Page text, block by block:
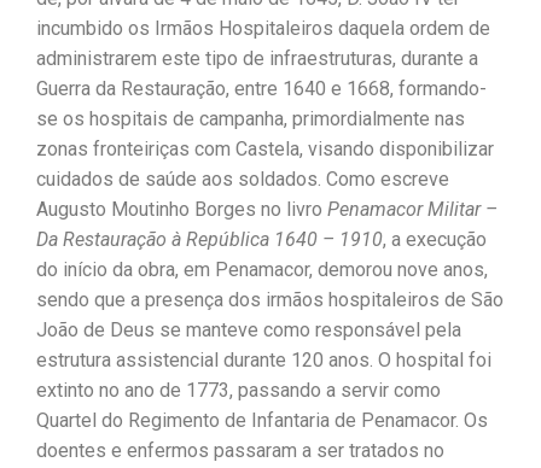
incumbido os Irmãos Hospitaleiros daquela ordem de
administrarem este tipo de infraestruturas, durante a
Guerra da Restauração, entre 1640 e 1668, formando-
se os hospitais de campanha, primordialmente nas
zonas fronteiriças com Castela, visando disponibilizar
cuidados de saúde aos soldados. Como escreve
Augusto Moutinho Borges no livro Penamacor Militar –
Da Restauração à República 1640 – 1910, a execução
do início da obra, em Penamacor, demorou nove anos,
sendo que a presença dos irmãos hospitaleiros de São
João de Deus se manteve como responsável pela
estrutura assistencial durante 120 anos. O hospital foi
extinto no ano de 1773, passando a servir como
Quartel do Regimento de Infantaria de Penamacor. Os
doentes e enfermos passaram a ser tratados no